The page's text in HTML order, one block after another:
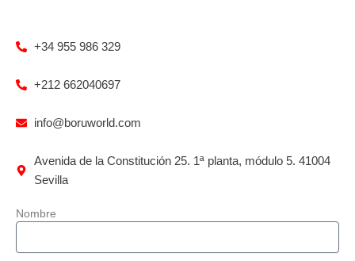
+34 955 986 329
+212 662040697
info@boruworld.com
Avenida de la Constitución 25. 1ª planta, módulo 5. 41004
Sevilla
Nombre